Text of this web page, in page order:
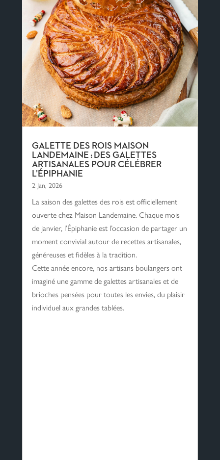
GALETTE DES ROIS MAISON
LANDEMAINE : DES GALETTES
ARTISANALES POUR CÉLÉBRER
L’ÉPIPHANIE
2 Jan, 2026
La saison des galettes des rois est officiellement
ouverte chez Maison Landemaine. Chaque mois
de janvier, l’Épiphanie est l’occasion de partager un
moment convivial autour de recettes artisanales,
généreuses et fidèles à la tradition.
Cette année encore, nos artisans boulangers ont
imaginé une gamme de galettes artisanales et de
brioches pensées pour toutes les envies, du plaisir
individuel aux grandes tablées.